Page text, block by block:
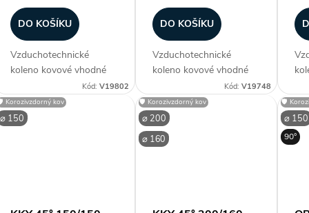
u
DO KOŠÍKU
Vzduchotechnické
koleno kovové vhodné
ke spiro potrubí, obvykle
do rozměru 200
provedení lisované, vyšší
průměry segmentové.
Kód: V19802
DO KOŠÍKU
Vzduchotechnické
koleno kovové vhodné
ke spiro potrubí, obvykle
do rozměru 200
provedení lisované, vyšší
průměry segmentové.
Vyrobeno z
Kód: V19748
do
⌀ 150
Korozivzdorný kov
⌀ 200
⌀ 160
🛡️ Korozivzdorný kov
⌀ 150
🛡️
90°